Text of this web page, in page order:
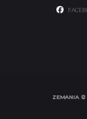
ZEMANIA ©